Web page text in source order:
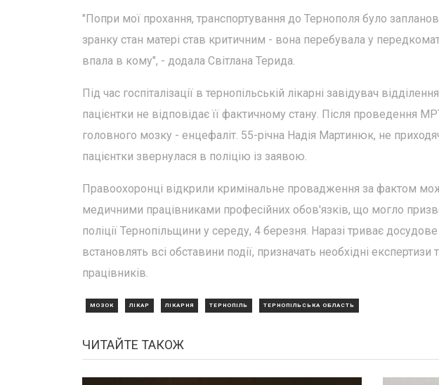
"Попри мої прохання, транспортування до Тернополя було
зранку стан матері став критичним - вона перебувала у
впала в кому", - додала Світлана Терида.
Під час госпіталізації в тернопільській лікарні завідувач
пацієнтки не відповідає її фактичному стану. Після проведення
головного мозку - енцефаліт. 55-річна Надія Мартинюк, не
пацієнтки звернулася в поліцію із заявою.
Правоохоронці відкрили кримінальне провадження за фактом
медичними працівниками професійних обов'язків, що могло
поліції Тернопільщини у середу, 4 березня. Наразі триває
встановлять всі обставини події, призначать необхідні
працівників.
МОЗОК ЛІКАР ЛІКАРНЯ ТЕРНОПІЛЬ ТЕРНОПІЛЬСЬКА ОБЛАСТЬ
ЧИТАЙТЕ ТАКОЖ